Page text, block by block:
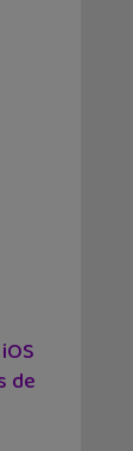
de